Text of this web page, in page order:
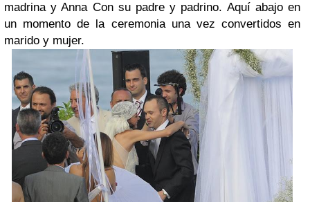
madrina y Anna Con su padre y padrino. Aquí abajo en
un momento de la ceremonia una vez convertidos en
marido y mujer.